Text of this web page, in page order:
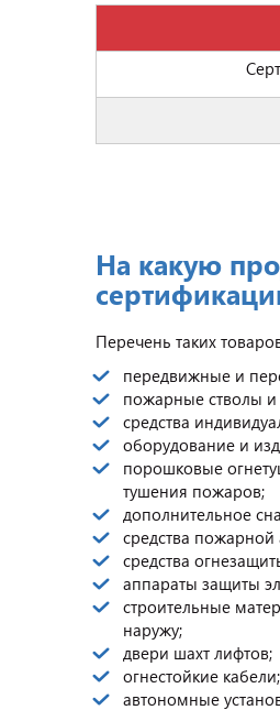
На какую
Перечень таких
передвижные и
пожарные стволы и
средства
оборудование и
порошковые
тушения пожаров;
дополнительное
средства пожарной
средства
аппараты защиты
строительные
наружу;
двери шахт лифтов;
огнестойкие кабели;
автономные